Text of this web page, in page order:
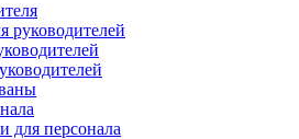
руководителей
для персонала